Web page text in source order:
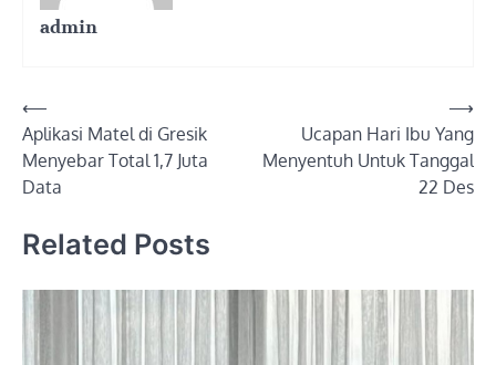
admin
Post
navigation
⟵
Aplikasi Matel di Gresik
Menyebar Total 1,7 Juta
Data
Ucapan Hari Ibu Yang
Menyentuh Untuk Tanggal
22 Des
⟶
Related Posts